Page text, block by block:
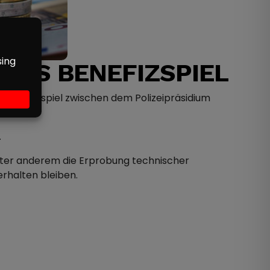
BENEFIZSPIEL
zwischen dem Polizeipräsidium
anderem die Erprobung technischer
bleiben.